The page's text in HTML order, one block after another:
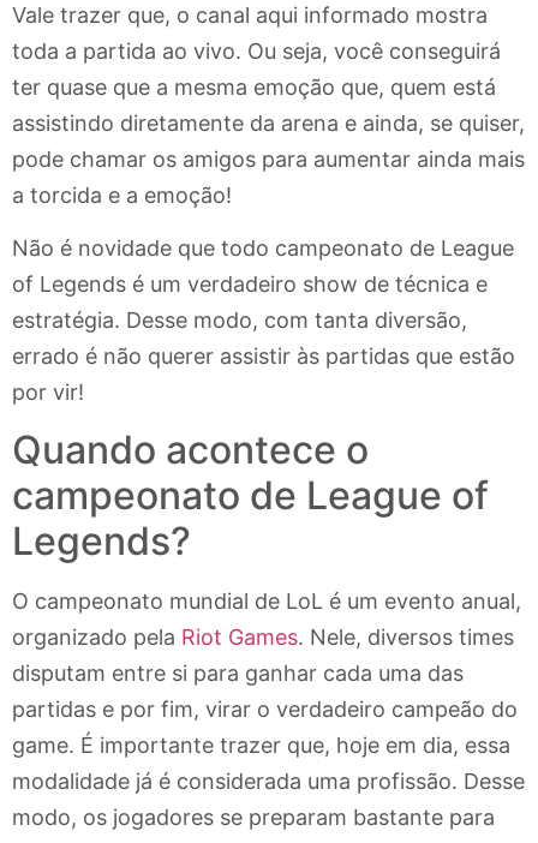
Vale trazer que, o canal aqui informado mostra
toda a partida ao vivo. Ou seja, você conseguirá
ter quase que a mesma emoção que, quem está
assistindo diretamente da arena e ainda, se quiser,
pode chamar os amigos para aumentar ainda mais
a torcida e a emoção!
Não é novidade que todo campeonato de League
of Legends é um verdadeiro show de técnica e
estratégia. Desse modo, com tanta diversão,
errado é não querer assistir às partidas que estão
por vir!
Quando acontece o
campeonato de League of
Legends?
O campeonato mundial de LoL é um evento anual,
organizado pela Riot Games. Nele, diversos times
disputam entre si para ganhar cada uma das
partidas e por fim, virar o verdadeiro campeão do
game. É importante trazer que, hoje em dia, essa
modalidade já é considerada uma profissão. Desse
modo, os jogadores se preparam bastante para